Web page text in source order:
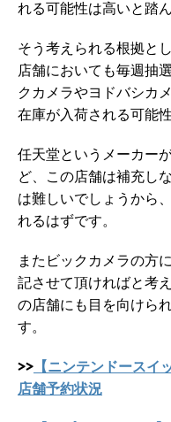
れる可能性は高いと踏
そう考えられる根拠と
店舗においても毎週抽
クカメラやヨドバシカ
在庫が入荷される可能
任天堂というメーカー
ど、この店舗は補充し
は難しいでしょうから
れるはずです。
またビックカメラの方
記させて頂ければと考
の店舗にも目を向けら
す。
>> 【ニンテンドース
店舗予約状況